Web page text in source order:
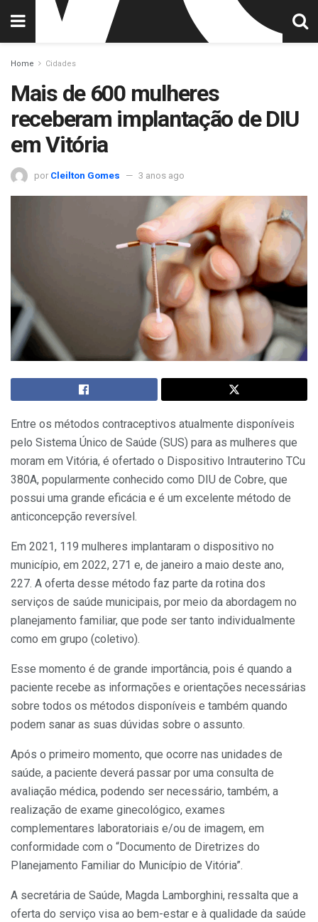
Home Cidades
Mais de 600 mulheres
receberam implantação de DIU
em Vitória
por Cleilton Gomes 3 anos ago
Entre os métodos contraceptivos atualmente disponíveis
pelo Sistema Único de Saúde (SUS) para as mulheres que
moram em Vitória, é ofertado o Dispositivo Intrauterino TCu
380A, popularmente conhecido como DIU de Cobre, que
possui uma grande eficácia e é um excelente método de
anticoncepção reversível.
Em 2021, 119 mulheres implantaram o dispositivo no
município, em 2022, 271 e, de janeiro a maio deste ano,
227. A oferta desse método faz parte da rotina dos
serviços de saúde municipais, por meio da abordagem no
planejamento familiar, que pode ser tanto individualmente
como em grupo (coletivo).
Esse momento é de grande importância, pois é quando a
paciente recebe as informações e orientações necessárias
sobre todos os métodos disponíveis e também quando
podem sanar as suas dúvidas sobre o assunto.
Após o primeiro momento, que ocorre nas unidades de
saúde, a paciente deverá passar por uma consulta de
avaliação médica, podendo ser necessário, também, a
realização de exame ginecológico, exames
complementares laboratoriais e/ou de imagem, em
conformidade com o “Documento de Diretrizes do
Planejamento Familiar do Município de Vitória”.
A secretária de Saúde, Magda Lamborghini, ressalta que a
oferta do serviço visa ao bem-estar e à qualidade da saúde